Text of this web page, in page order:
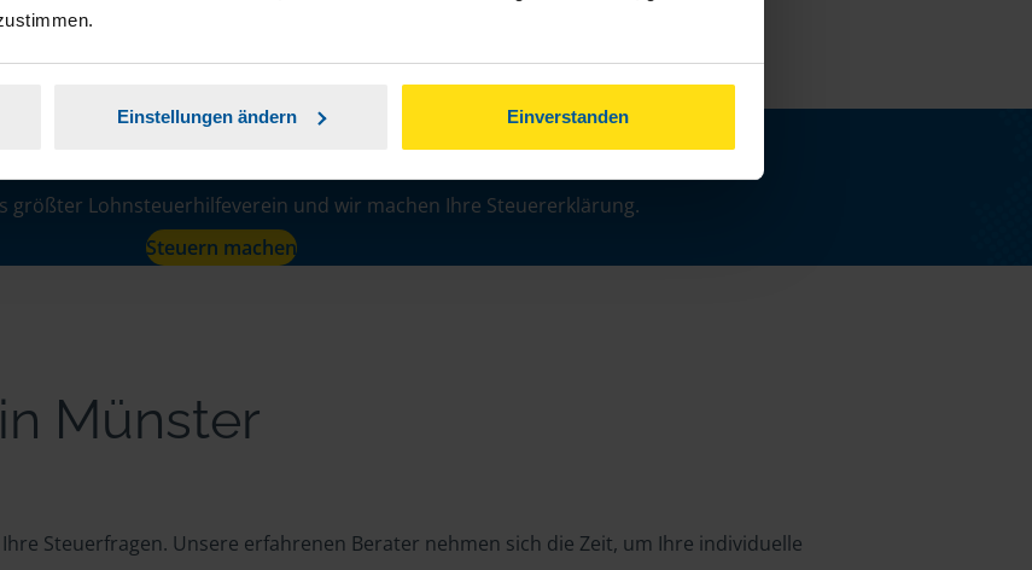
Einstellungen ändern Einverstanden
Sie uns kennen
größter Lohnsteuerhilfeverein und wir machen Ihre Steuererklärung.
Steuern machen
Münster
Steuerfragen. Unsere erfahrenen Berater nehmen sich die Zeit, um Ihre individuelle